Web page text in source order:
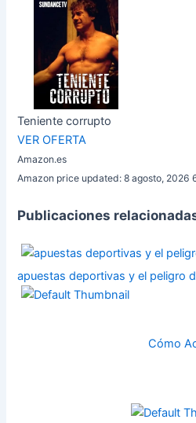
Teniente corrupto
VER OFERTA
Amazon.es
Amazon price updated:8 agosto, 2026
Publicaciones
apuestas deportivas y el peligro
Cómo